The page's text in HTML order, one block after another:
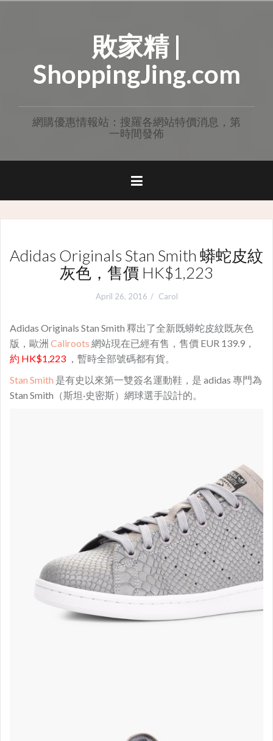
敗家精 |
ShoppingJing.com
網購優惠情報站：搜羅各網站特價消息，第
一時間發佈
Adidas Originals Stan Smith 蟒蛇皮紋
灰色，售價 HK$1,223
April 26, 2016 Carol
Adidas Originals Stan Smith 釋出了全新既蟒蛇皮紋既灰色
版，歐洲 Caliroots 網站現在已經有售，售價 EUR 139.9，
約 HK$1,223 ，暫時全部號碼都有貨。
Stan Smith 是有史以來第一雙簽名運動鞋，是 adidas 專門為
Stan Smith（斯坦·史密斯）網球選手設計的。